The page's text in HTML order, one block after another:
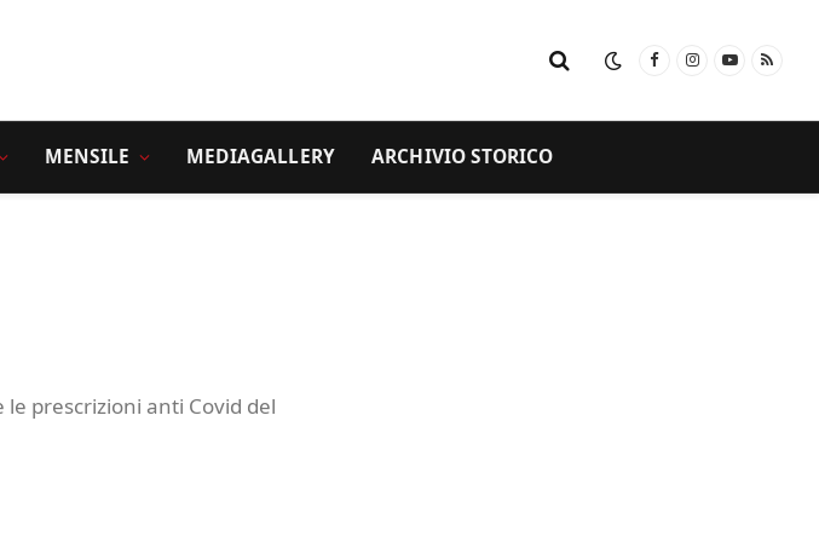
FacebookInstagram
YouTube
RSS
MENSILE MEDIAGALLERY ARCHIVIO STORICO
prescrizioni anti Covid del